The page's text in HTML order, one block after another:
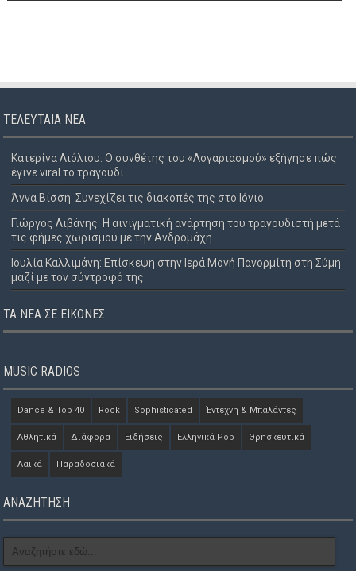
ΤΕΛΕΥΤΑΊΑ ΝΈΑ
Κατερίνα Λιόλιου: Ο συνθέτης του «Λογαριασμού» εξήγησε πώς
έγινε viral το τραγούδι
Άννα Βίσση: Συνεχίζει τις διακοπές της στο Ιόνιο
Γιώργος Λιβάνης: Η αινιγματική ανάρτηση του τραγουδιστή μετά
τις φήμες χωρισμού με την Ανδρομάχη
Ιουλία Καλλιμάνη: Επίσκεψη στην Ιερά Μονή Πανορμίτη στη Σύμη
μαζί με τον σύντροφό της
ΤΑ ΝΈΑ ΣΕ ΕΙΚΌΝΕΣ
MUSIC RADIOS
Dance & Top 40 Rock Sophisticated Έντεχνη & Μπαλάντες
Αθλητικά Διάφορα Ειδήσεις Ελληνικά Pop Θρησκευτικά
Λαϊκά Παραδοσιακά
ΑΝΑΖΗΤΗΣΗ